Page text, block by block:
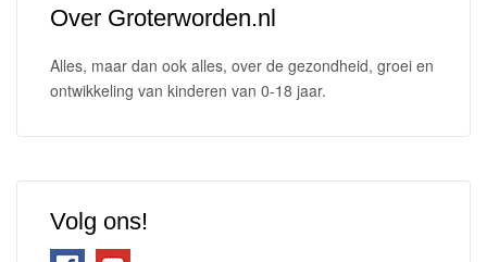
Over Groterworden.nl
Alles, maar dan ook alles, over de gezondheid, groei en
ontwikkeling van kinderen van 0-18 jaar.
Volg ons!